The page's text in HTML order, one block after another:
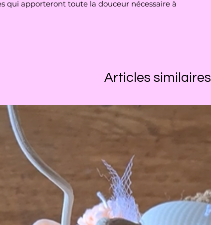
qui apporteront toute la douceur nécessaire à
Articles similaires